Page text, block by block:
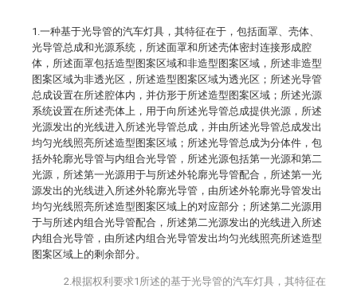
1.一种基于光导管的汽车灯具，其特征在于，包括面罩、壳体、
光导管总成和光源系统，所述面罩和所述壳体密封连接形成腔
体，所述面罩包括造型图案区域和非造型图案区域，所述非造型
图案区域为非透光区，所述造型图案区域为透光区；所述光导管
总成设置在所述腔体内，并仿形于所述造型图案区域；所述光源
系统设置在所述壳体上，用于向所述光导管总成提供光源，所述
光源发出的光线进入所述光导管总成，并由所述光导管总成发出
均匀光线照亮所述造型图案区域；所述光导管总成为分体件，包
括外轮廓光导管与内组合光导管，所述光源包括第一光源和第二
光源，所述第一光源用于与所述外轮廓光导管配合，所述第一光
源发出的光线进入所述外轮廓光导管，由所述外轮廓光导管发出
均匀光线照亮所述造型图案区域上的对应部分；所述第二光源用
于与所述内组合光导管配合，所述第二光源发出的光线进入所述
内组合光导管，由所述内组合光导管发出均匀光线照亮所述造型
图案区域上的剩余部分。
2.根据权利要求1所述的基于光导管的汽车灯具，其特征在